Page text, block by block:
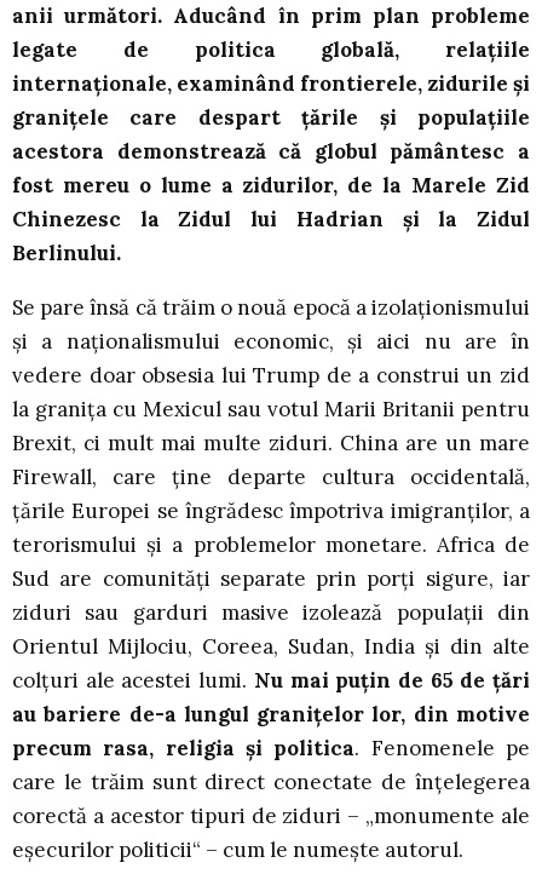
anii următori. Aducând în prim plan probleme
legate de politica globală, relațiile
internaționale, examinând frontierele, zidurile și
granițele care despart țările și populațiile
acestora demonstrează că globul pământesc a
fost mereu o lume a zidurilor, de la Marele Zid
Chinezesc la Zidul lui Hadrian și la Zidul
Berlinului.
Se pare însă că trăim o nouă epocă a izolaționismului
și a naționalismului economic, și aici nu are în
vedere doar obsesia lui Trump de a construi un zid
la granița cu Mexicul sau votul Marii Britanii pentru
Brexit, ci mult mai multe ziduri. China are un mare
Firewall, care ține departe cultura occidentală,
țările Europei se îngrădesc împotriva imigranților, a
terorismului și a problemelor monetare. Africa de
Sud are comunități separate prin porți sigure, iar
ziduri sau garduri masive izolează populații din
Orientul Mijlociu, Coreea, Sudan, India și din alte
colțuri ale acestei lumi. Nu mai puțin de 65 de țări
au bariere de-a lungul granițelor lor, din motive
precum rasa, religia și politica. Fenomenele pe
care le trăim sunt direct conectate de înțelegerea
corectă a acestor tipuri de ziduri – „monumente ale
eșecurilor politicii“ – cum le numește autorul.